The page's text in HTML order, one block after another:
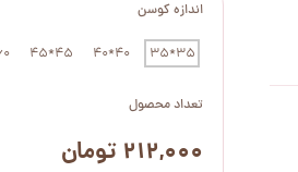
اندازه کوسن
35*35
40*40
45*45
تعداد محصول
۲۱۲,۰۰۰ تومان